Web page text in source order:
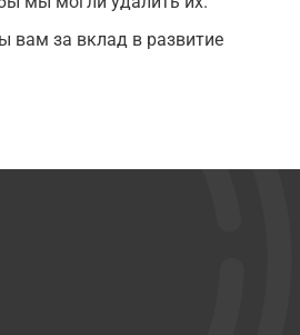
вам за вклад в развитие